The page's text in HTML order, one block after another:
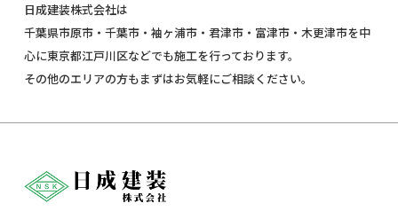
日成建装株式会社は
千葉県市原市・千葉市・袖ヶ浦市・君津市・富津市・木更津市を中
心に東京都江戸川区などでも施工を行っております。
その他のエリアの方もまずはお気軽にご相談ください。